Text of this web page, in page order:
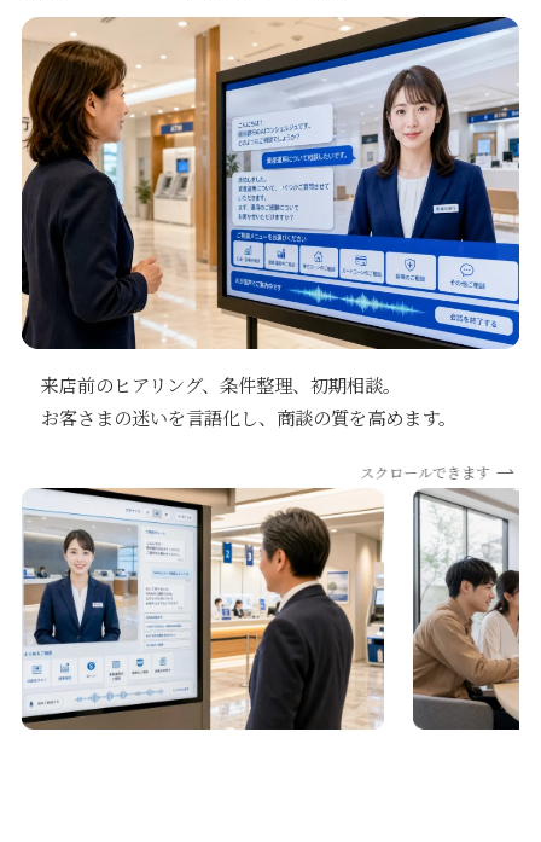
来店前のヒアリング、条件整理、初期相談。
お客さまの迷いを言語化し、商談の質を高めます。
スクロールできます